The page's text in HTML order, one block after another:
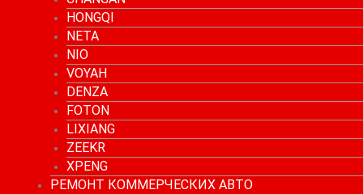
HONGQI
NETA
NIO
VOYAH
DENZA
FOTON
LIXIANG
ZEEKR
XPENG
РЕМОНТ КОММЕРЧЕСКИХ АВТО